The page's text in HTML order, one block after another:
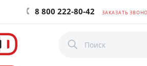
8 800 222-80-42 ЗАКАЗАТЬ